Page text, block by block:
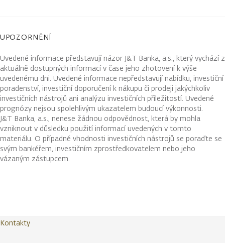
UPOZORNĚNÍ
Uvedené informace představují názor J&T Banka, a.s., který vychází z
aktuálně dostupných informací v čase jeho zhotovení k výše
uvedenému dni. Uvedené informace nepředstavují nabídku, investiční
poradenství, investiční doporučení k nákupu či prodeji jakýchkoliv
investičních nástrojů ani analýzu investičních příležitostí. Uvedené
prognózy nejsou spolehlivým ukazatelem budoucí výkonnosti.
J&T Banka, a.s., nenese žádnou odpovědnost, která by mohla
vzniknout v důsledku použití informací uvedených v tomto
materiálu. O případné vhodnosti investičních nástrojů se poraďte se
svým bankéřem, investičním zprostředkovatelem nebo jeho
vázaným zástupcem.
Kontakty